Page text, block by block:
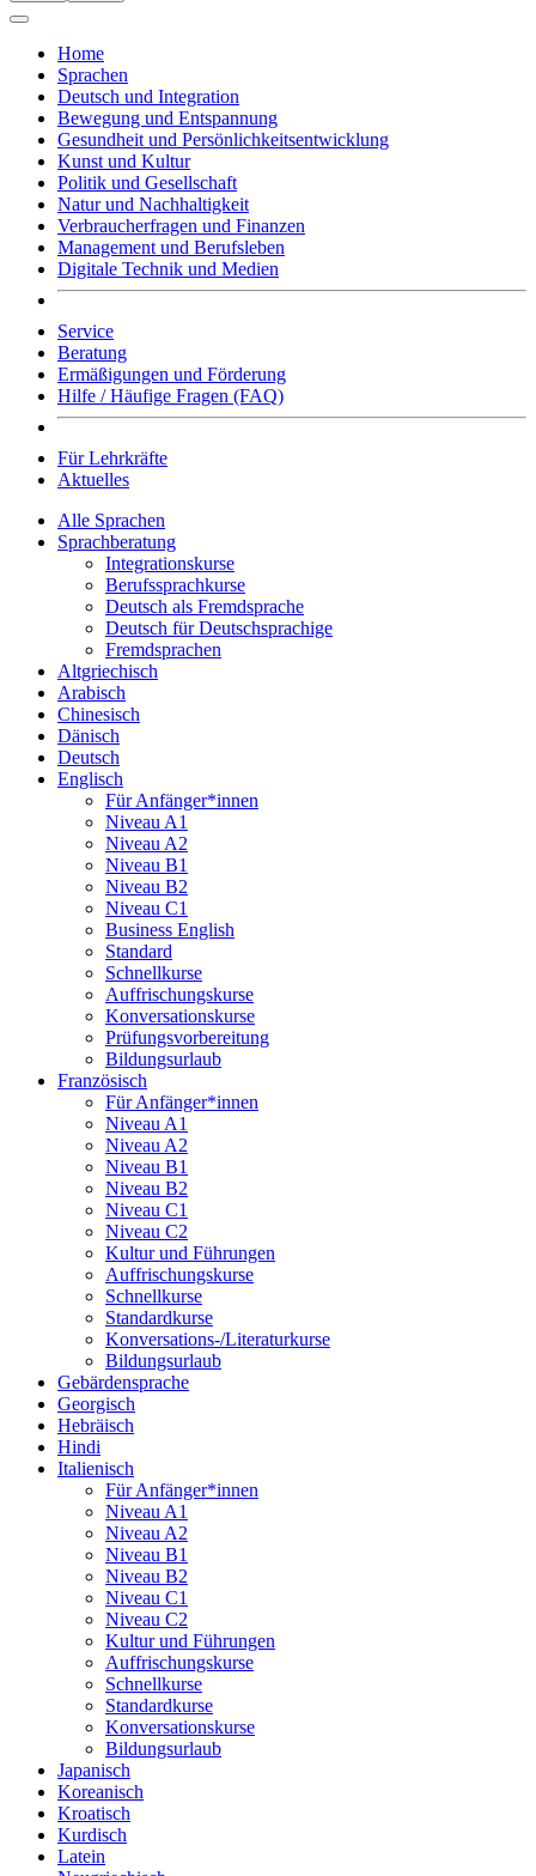
Home
Sprachen
Deutsch und Integration
Bewegung und Entspannung
Gesundheit und Persönlichkeitsentwicklung
Kunst und Kultur
Politik und Gesellschaft
Natur und Nachhaltigkeit
Verbraucherfragen und Finanzen
Management und Berufsleben
Digitale Technik und Medien
Service
Beratung
Ermäßigungen und Förderung
Hilfe / Häufige Fragen (FAQ)
Für Lehrkräfte
Aktuelles
Alle Sprachen
Sprachberatung
Integrationskurse
Berufssprachkurse
Deutsch als Fremdsprache
Deutsch für Deutschsprachige
Fremdsprachen
Altgriechisch
Arabisch
Chinesisch
Dänisch
Deutsch
Englisch
Für Anfänger*innen
Niveau A1
Niveau A2
Niveau B1
Niveau B2
Niveau C1
Business English
Standard
Schnellkurse
Auffrischungskurse
Konversationskurse
Prüfungsvorbereitung
Bildungsurlaub
Französisch
Für Anfänger*innen
Niveau A1
Niveau A2
Niveau B1
Niveau B2
Niveau C1
Niveau C2
Kultur und Führungen
Auffrischungskurse
Schnellkurse
Standardkurse
Konversations-/Literaturkurse
Bildungsurlaub
Gebärdensprache
Georgisch
Hebräisch
Hindi
Italienisch
Für Anfänger*innen
Niveau A1
Niveau A2
Niveau B1
Niveau B2
Niveau C1
Niveau C2
Kultur und Führungen
Auffrischungskurse
Schnellkurse
Standardkurse
Konversationskurse
Bildungsurlaub
Japanisch
Koreanisch
Kroatisch
Kurdisch
Latein